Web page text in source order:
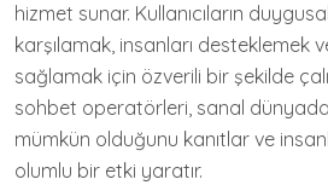
hizmet sunar. Kullanıcıların
karşılamak, insanları desteklemek
sağlamak için özverili bir şekilde
sohbet operatörleri, sanal
mümkün olduğunu kanıtlar ve
olumlu bir etki yaratır.